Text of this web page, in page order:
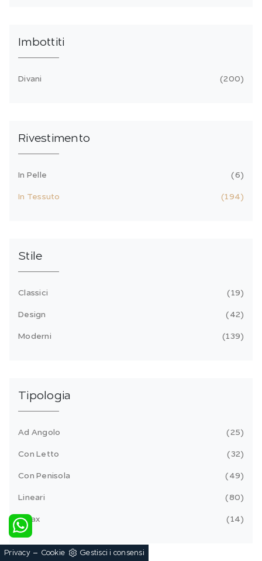
Imbottiti
Divani 200
Rivestimento
In Pelle 6
In Tessuto 194
Stile
Classici 19
Design 42
Moderni 139
Tipologia
Ad Angolo 25
Con Letto 32
Con Penisola 49
Lineari 80
Relax 14
Privacy- Cookie Gestisci i consensi